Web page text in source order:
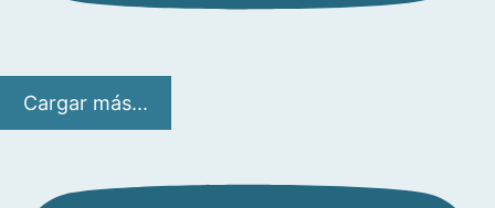
Cargar más...